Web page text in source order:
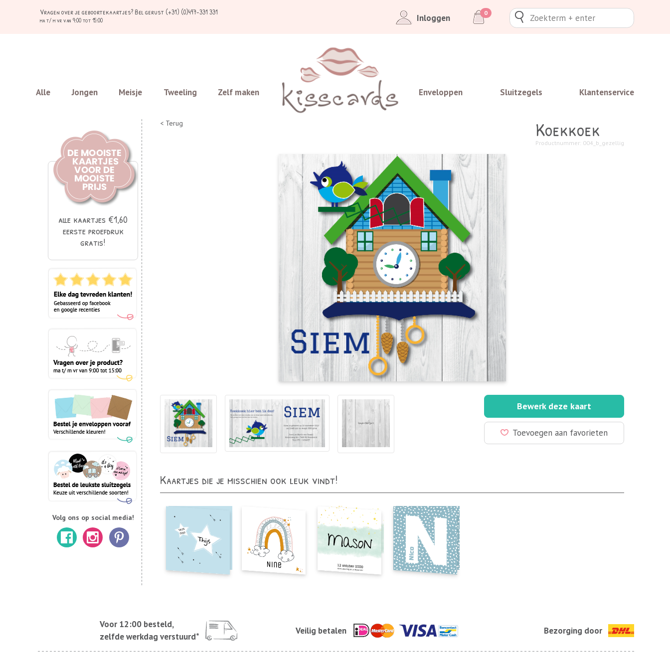
Vragen over je geboortekaartjes? Bel gerust (+31) (0)497-331 331
ma t/ m vr van 9:00 tot 15:00 Inloggen 0
Alle Jongen Meisje Tweeling Zelf maken Enveloppen Sluitzegels Klantenservice
alle kaartjes €1,60
eerste proefdruk
gratis!
Volg ons op social media!
< Terug Koekkoek
Productnummer: 004_b_gezellig
Bewerk deze kaart
Toevoegen aan favorieten
Kaartjes die je misschien ook leuk vindt!
Voor 12:00 besteld,
zelfde werkdag verstuurd*
Veilig betalen Bezorging door